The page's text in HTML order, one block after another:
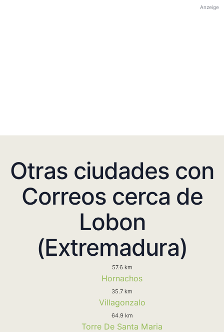
Anzeige
Otras ciudades con
Correos cerca de
Lobon
(Extremadura)
57.6 km
Hornachos
35.7 km
Villagonzalo
64.9 km
Torre De Santa Maria